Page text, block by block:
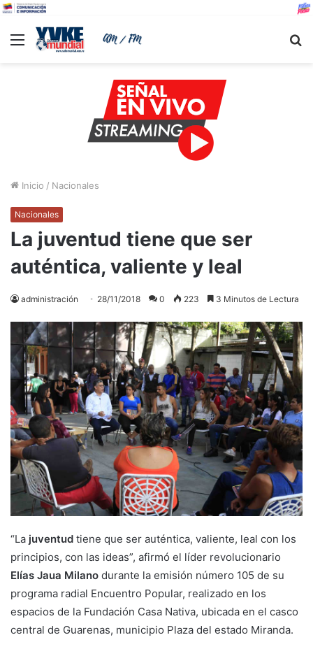
Menu
Inicio / Nacionales
Nacionales
La juventud tiene que ser
auténtica, valiente y leal
administración 28/11/2018 0 223 3 Minutos de Lectura
“La juventud tiene que ser auténtica, valiente, leal con los
principios, con las ideas”, afirmó el líder revolucionario
Elías Jaua Milano durante la emisión número 105 de su
programa radial Encuentro Popular, realizado en los
espacios de la Fundación Casa Nativa, ubicada en el casco
central de Guarenas, municipio Plaza del estado Miranda.